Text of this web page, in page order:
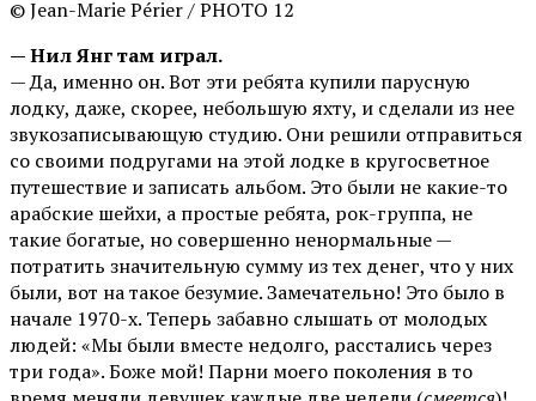
© Jean-Marie Périer / PHOTO 12
— Нил Янг там играл.
— Да, именно он. Вот эти ребята купили парусную
лодку, даже, скорее, небольшую яхту, и сделали из нее
звукозаписывающую студию. Они решили отправиться
со своими подругами на этой лодке в кругосветное
путешествие и записать альбом. Это были не какие-то
арабские шейхи, а простые ребята, рок-группа, не
такие богатые, но совершенно ненормальные —
потратить значительную сумму из тех денег, что у них
были, вот на такое безумие. Замечательно! Это было в
начале 1970-х. Теперь забавно слышать от молодых
людей: «Мы были вместе недолго, расстались через
три года». Боже мой! Парни моего поколения в то